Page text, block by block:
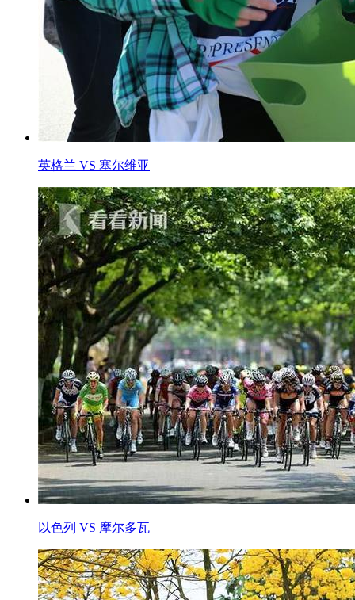
英格兰 VS 塞尔维亚
以色列 VS 摩尔多瓦